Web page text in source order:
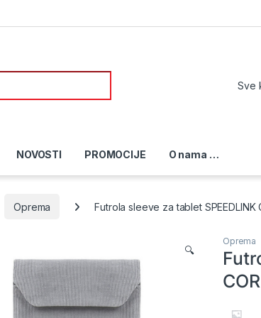
NOVOSTI PROMOCIJE O nama …
Oprema Futrola sleeve za tablet SPEEDLINK
🔍
Oprema